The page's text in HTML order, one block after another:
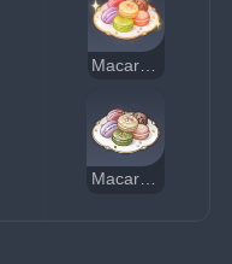
Macarons arc-en-ciel (suspects)